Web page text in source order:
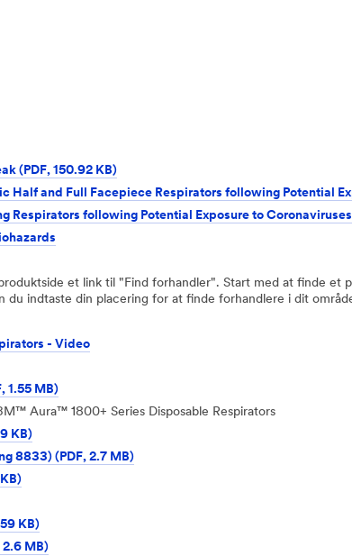
(PDF, 150.92 KB)
Half and Full Facepiece Respirators following Potential
Respirators following Potential Exposure to Coronaviruses
et link til "Find forhandler". Start med at finde et
du indtaste din placering for at finde forhandlere i dit
- Video
1.55 MB)
Aura™ 1800+ Series Disposable Respirators
KB)
8833) (PDF, 2.7 MB)
KB)
MB)